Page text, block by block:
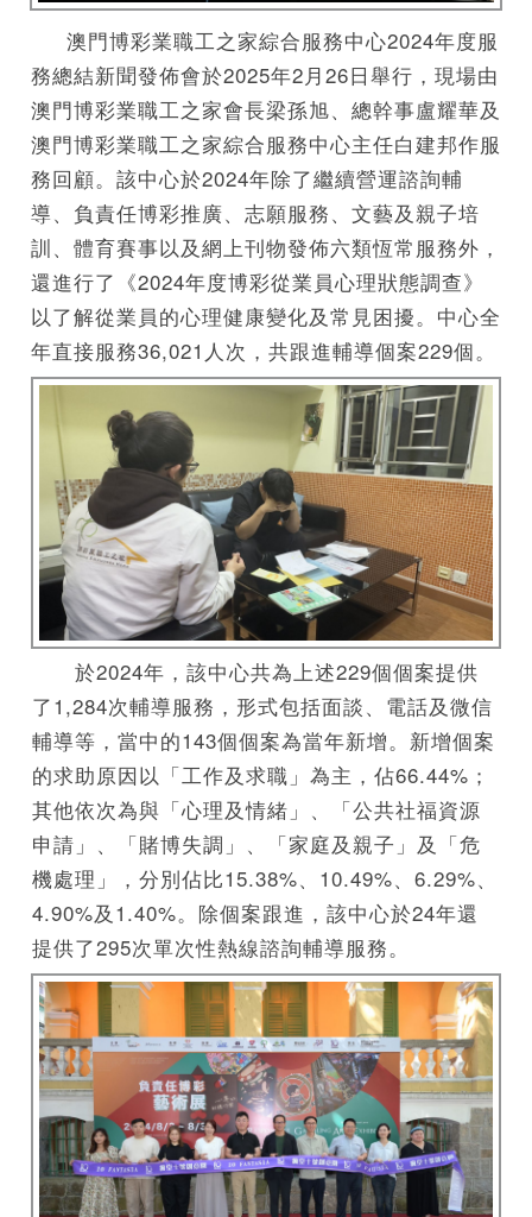
澳門博彩業職工之家綜合服務中心2024年度服
務總結新聞發佈會於2025年2月26日舉行，現場由
澳門博彩業職工之家會長梁孫旭、總幹事盧耀華及
澳門博彩業職工之家綜合服務中心主任白建邦作服
務回顧。該中心於2024年除了繼續營運諮詢輔
導、負責任博彩推廣、志願服務、文藝及親子培
訓、體育賽事以及網上刊物發佈六類恆常服務外，
還進行了《2024年度博彩從業員心理狀態調查》
以了解從業員的心理健康變化及常見困擾。中心全
年直接服務36,021人次，共跟進輔導個案229個。
於2024年，該中心共為上述229個個案提供
了1,284次輔導服務，形式包括面談、電話及微信
輔導等，當中的143個個案為當年新增。新增個案
的求助原因以「工作及求職」為主，佔66.44%；
其他依次為與「心理及情緒」、「公共社福資源
申請」、「賭博失調」、「家庭及親子」及「危
機處理」，分別佔比15.38%、10.49%、6.29%、
4.90%及1.40%。除個案跟進，該中心於24年還
提供了295次單次性熱線諮詢輔導服務。